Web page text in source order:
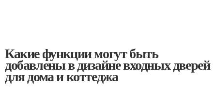
Какие функции могут быть
добавлены в дизайне входных дверей
для дома и коттеджа